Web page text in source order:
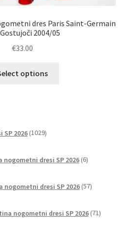
dres Paris Saint-Germain
Gostujoči 2004/05
€33.00
options
na
izdelka
SP 2026 1029izdelkov
nogometni dresi SP 2026 6izdelkov
nogometni dresi SP 2026 57izdelkov
nogometni dresi SP 2026 71izdelkov